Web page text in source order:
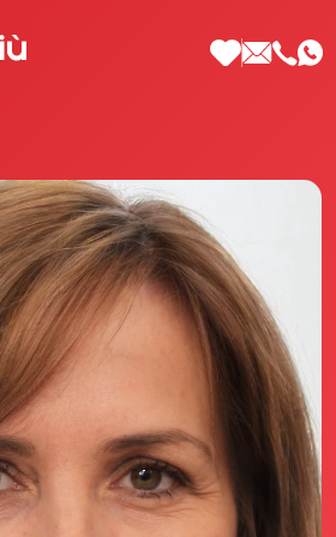
Più
Club di Più
Pilla
Club di Più